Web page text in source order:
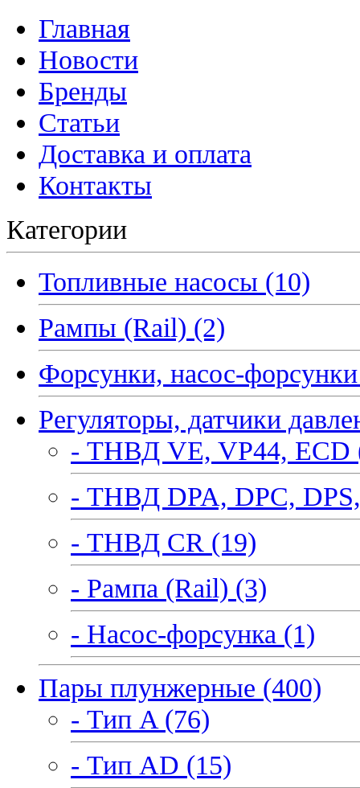
Главная
Новости
Бренды
Статьи
Доставка и оплата
Контакты
Категории
Топливные насосы (10)
Рампы (Rail) (2)
Форсунки, насос-
Регуляторы, датчики
- ТНВД VE, VP44, ECD
- ТНВД DPA, DPC,
- ТНВД CR (19)
- Рампа (Rail) (3)
- Насос-форсунка (1)
Пары плунжерные (400)
- Тип A (76)
- Тип AD (15)